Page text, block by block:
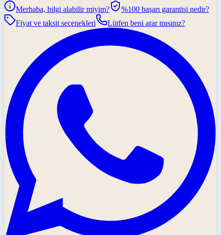
Merhaba, bilgi alabilir miyim?
%100 başarı garantisi nedir?
Fiyat ve taksit seçenekleri
Lütfen beni arar mısınız?